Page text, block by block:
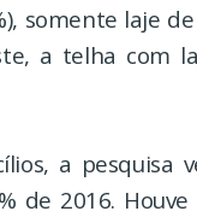
somente laje
a telha com
a pesquisa
de 2016.